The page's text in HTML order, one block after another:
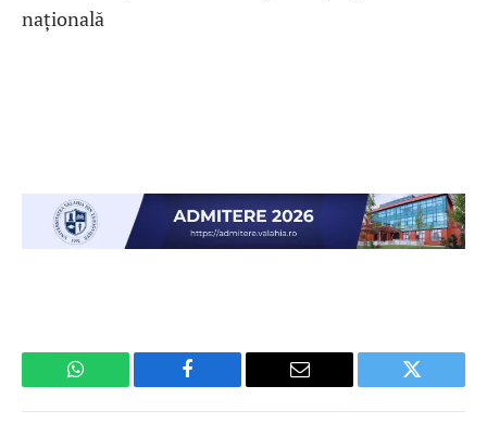
națională
WhatsApp Facebook Email Twitter